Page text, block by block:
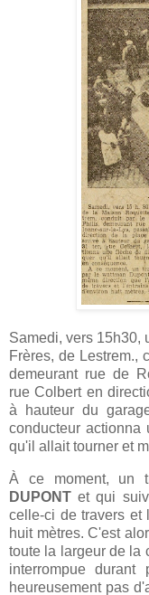
Samedi, vers 15h30,
Frères, de Lestrem.,
demeurant rue de
rue Colbert en
à hauteur du
conducteur
qu'il allait tourner et
À ce moment, un
DUPONT et qui
celle-ci de travers et
huit mètres. C'est
toute la largeur de la
interrompue
heureusement pas